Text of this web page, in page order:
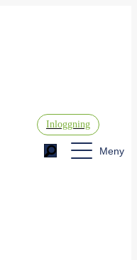
Inloggning
Meny